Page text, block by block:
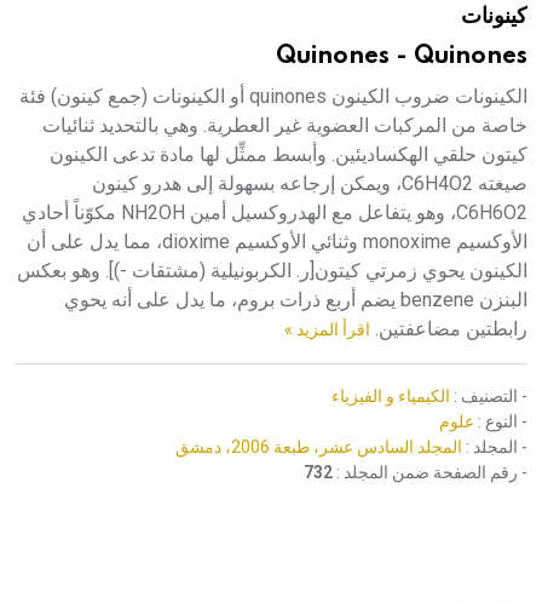
كينونات
Quinones - Quinones
الكينونات ضروب الكينون quinones أو الكينونات (جمع كينون) فئة
خاصة من المركبات العضوية غير العطرية. وهي بالتحديد ثنائيات
كيتون حلقي الهكساديئين. وأبسط ممثِّل لها مادة تدعى الكينون
صيغته C6H4O2، ويمكن إرجاعه بسهولة إلى هدرو كينون
C6H6O2، وهو يتفاعل مع الهدروكسيل أمين NH2OH مكوّناً أحادي
الأوكسيم monoxime وثنائي الأوكسيم dioxime، مما يدل على أن
الكينون يحوي زمرتي كيتون[ر. الكربونيلية (مشتقات -)]. وهو بعكس
البنزن benzene يضم أربع ذرات بروم، ما يدل على أنه يحوي
رابطتين مضاعفتين. اقرأ المزيد »
- التصنيف : الكيمياء و الفيزياء
- النوع : علوم
- المجلد : المجلد السادس عشر، طبعة 2006، دمشق
- رقم الصفحة ضمن المجلد : 732